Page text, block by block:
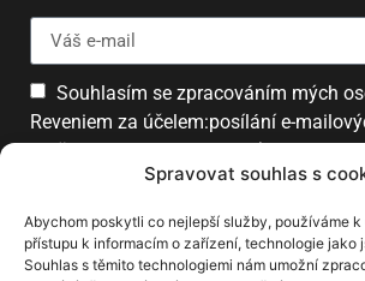
Spravovat souhlas s
Abychom poskytli co nejlepší služby, používáme
přístupu k informacím o zařízení, technologie jako
Souhlas s těmito technologiemi nám umožní
Souhlasím se zpracováním mých
Reveniem za účelem:posílání e-
možné se kdykoliv odhlásit).